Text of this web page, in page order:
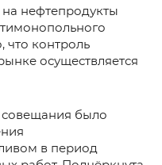
нефтепродукты
что контроль
осуществляется
было
в период